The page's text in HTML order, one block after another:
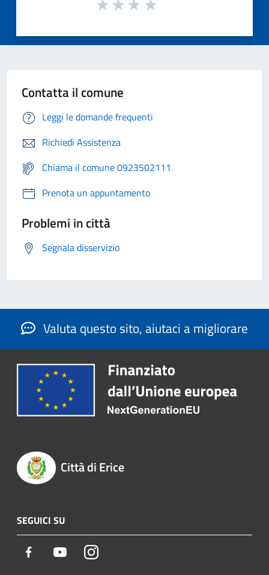
Contatta il comune
Leggi le domande frequenti
Richiedi Assistenza
Chiama il comune 0923502111
Prenota un appuntamento
Problemi in città
Segnala disservizio
Valuta questo sito, aiutaci a migliorare
Città di Erice
SEGUICI SU
Facebook YoutubeInstagram